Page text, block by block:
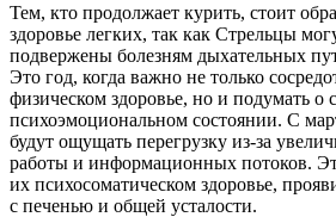
Тем, кто продолжает курить, стоит
здоровье легких, так как Стрельцы
подвержены болезням дыхательных
Это год, когда важно не только
физическом здоровье, но и подумать о
психоэмоциональном состоянии. С
будут ощущать перегрузку из-за
работы и информационных потоков.
их психосоматическом здоровье,
с печенью и общей усталости.